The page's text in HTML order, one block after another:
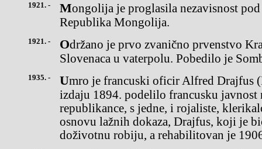
1921. - Mongolija je proglasila nezavisnost pod nazivom Narodna
Republika Mongolija.
1921. - Održano je prvo zvanično prvenstvo Kraljevine Srba, Hrvata i
Slovenaca u vaterpolu. Pobedilo je
1935. - Umro je francuski oficir Alfred Drajfus (Dreyfus), čije je suđenje za
izdaju 1894. podelilo francusku javnost
republikance, s jedne, i rojaliste,
osnovu lažnih dokaza, Drajfus, koji je
doživotnu robiju, a rehabilitovan je